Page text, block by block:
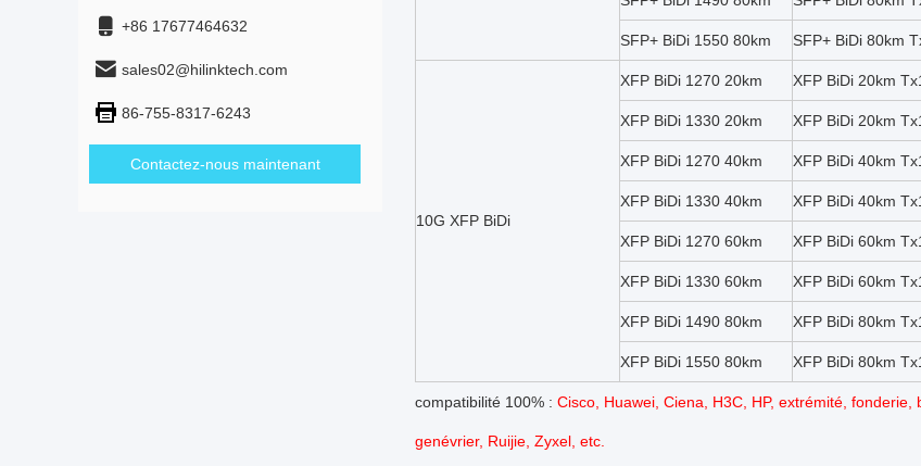
+86 17677464632
sales02@hilinktech.com
86-755-8317-6243
Contactez-nous maintenant
SFP+ BiDi 1550 80km SFP+ BiDi 80km
10G XFP BiDi
XFP BiDi 1270 20km XFP BiDi 20km
XFP BiDi 1330 20km XFP BiDi 20km
XFP BiDi 1270 40km XFP BiDi 40km
XFP BiDi 1330 40km XFP BiDi 40km
XFP BiDi 1270 60km XFP BiDi 60km
XFP BiDi 1330 60km XFP BiDi 60km
XFP BiDi 1490 80km XFP BiDi 80km
XFP BiDi 1550 80km XFP BiDi 80km
compatibilité 100% : Cisco, Huawei, Ciena, H3C, HP, extrémité,
genévrier, Ruijie, Zyxel, etc.